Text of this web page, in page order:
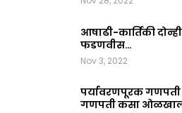
आषाढी-कार्तिकी
फडणवीस…
Nov 3, 2022
पर्यावरणपूरक गणपती
गणपती कसा